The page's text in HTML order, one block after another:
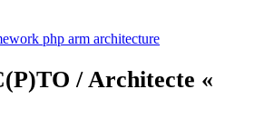
php arm architecture
/ Architecte «